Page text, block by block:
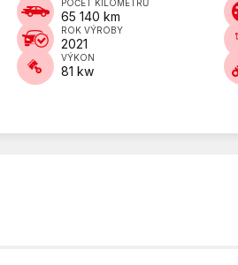
POČET KILOMETRŮ
65 140 km
ROK VÝROBY
2021
VÝKON
81 kw